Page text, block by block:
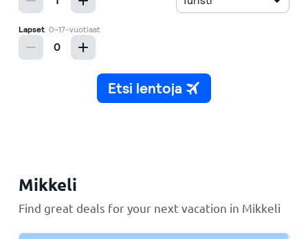
Mikkeli
Find great deals for your next vacation in Mikkeli